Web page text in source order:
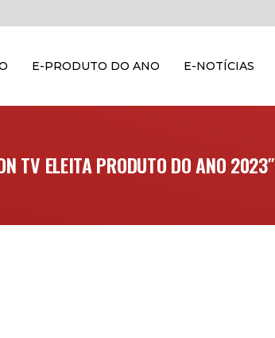
E-PRODUTO DO ANO E-NOTÍCIAS
TV ELEITA PRODUTO DO ANO 2023″